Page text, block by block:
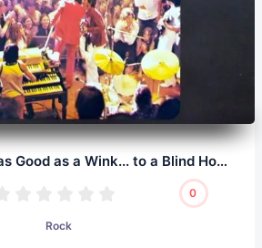
Faces - A Nod Is as Good as a Wink... to a Blind Horse (LP, 24/96.0)
0
Rock